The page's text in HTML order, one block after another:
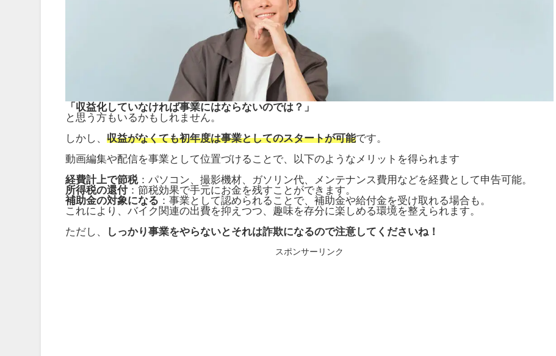
「収益化していなければ事業にはならないのでは？」
と思う方もいるかもしれません。
しかし、収益がなくても初年度は事業としてのスタートが可能です。
動画編集や配信を事業として位置づけることで、以下のようなメリットを得られます
経費計上で節税 ：パソコン、撮影機材、ガソリン代、メンテナンス費用などを経費として申告可能。
所得税の還付：節税効果で手元にお金を残すことができます。
補助金の対象になる ：事業として認められることで、補助金や給付金を受け取れる場合も。
これにより、バイク関連の出費を抑えつつ、趣味を存分に楽しめる環境を整えられます。
ただし、
しっかり事業をやらないとそれは詐欺になるので注意してくださいね！
スポンサーリンク